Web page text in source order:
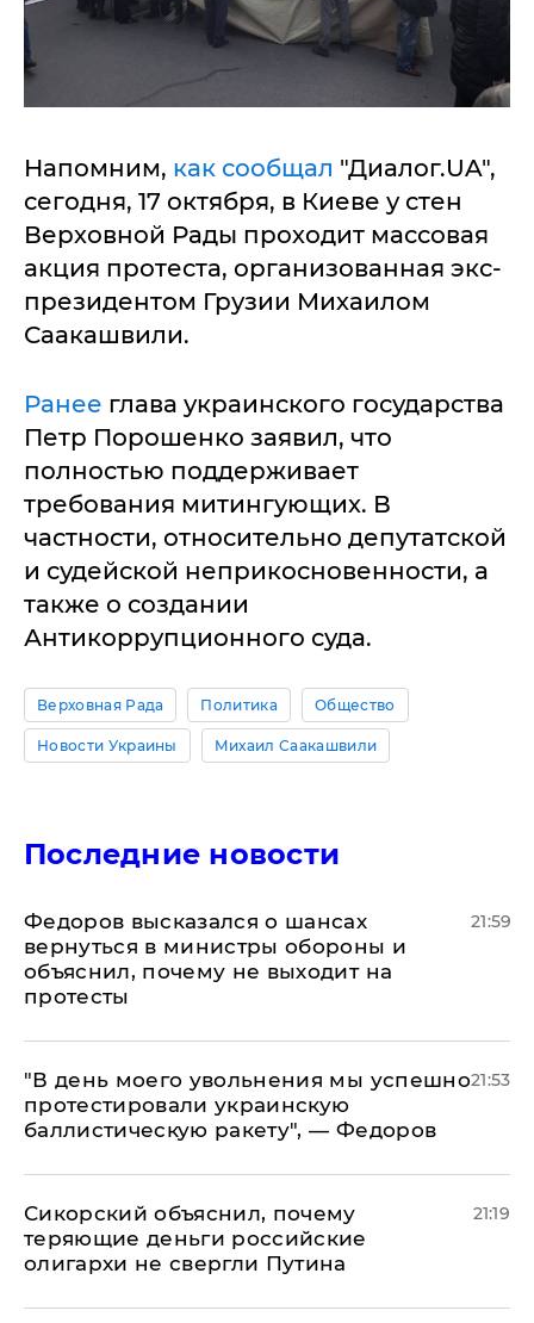
Напомним, как сообщал "Диалог.UA",
сегодня, 17 октября, в Киеве у стен
Верховной Рады проходит массовая
акция протеста, организованная экс-
президентом Грузии Михаилом
Саакашвили.
Ранее глава украинского государства
Петр Порошенко заявил, что
полностью поддерживает
требования митингующих. В
частности, относительно депутатской
и судейской неприкосновенности, а
также о создании
Антикоррупционного суда.
Верховная Рада Политика Общество
Новости Украины Михаил Саакашвили
Последние новости
Федоров высказался о шансах
вернуться в министры обороны и
объяснил, почему не выходит на
протесты
21:59
​"В день моего увольнения мы успешно
протестировали украинскую
баллистическую ракету", — Федоров
21:53
Сикорский объяснил, почему
теряющие деньги российские
олигархи не свергли Путина
21:19